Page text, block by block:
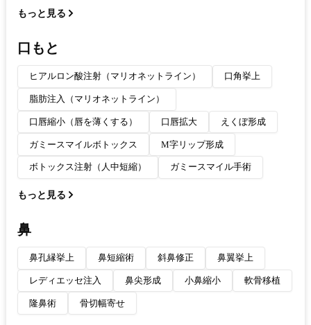
もっと見る
口もと
ヒアルロン酸注射（マリオネットライン） 口角挙上
脂肪注入（マリオネットライン）
口唇縮小（唇を薄くする） 口唇拡大 えくぼ形成
ガミースマイルボトックス M字リップ形成
ボトックス注射（人中短縮） ガミースマイル手術
もっと見る
鼻
鼻孔縁挙上 鼻短縮術 斜鼻修正 鼻翼挙上
レディエッセ注入 鼻尖形成 小鼻縮小 軟骨移植
隆鼻術 骨切幅寄せ